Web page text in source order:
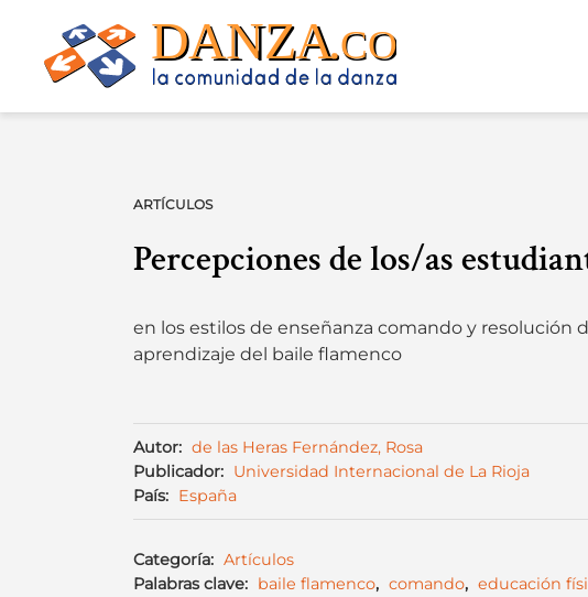
content
ARTÍCULOS
Percepciones de los/as
en los estilos de enseñanza comando y resolución
aprendizaje del baile flamenco
Autor: de las Heras Fernández, Rosa
Publicador: Universidad Internacional de La Rioja
País: España
Categoría: Artículos
Palabras clave: baile flamenco, comando, educación